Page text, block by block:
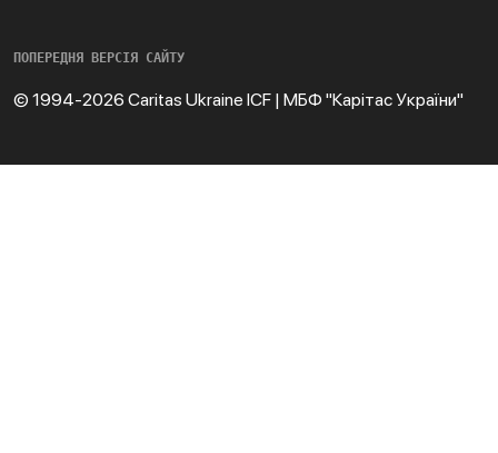
ПОПЕРЕДНЯ ВЕРСІЯ САЙТУ
© 1994-2026 Caritas Ukraine ICF | МБФ "Карітас України"